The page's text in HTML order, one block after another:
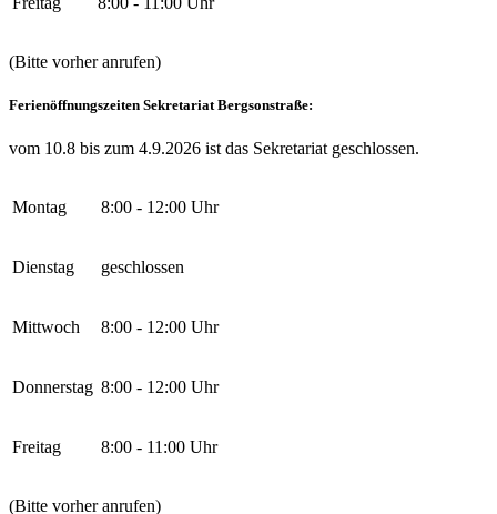
(Bitte vorher anrufen)
Ferienöffnungszeiten Sekretariat Bergsonstraße:
vom 10.8 bis zum 4.9.2026 ist das Sekretariat geschlossen.
Montag 8:00 - 12:00 Uhr
Dienstag geschlossen
Mittwoch 8:00 - 12:00 Uhr
Donnerstag 8:00 - 12:00 Uhr
Freitag 8:00 - 11:00 Uhr
(Bitte vorher anrufen)